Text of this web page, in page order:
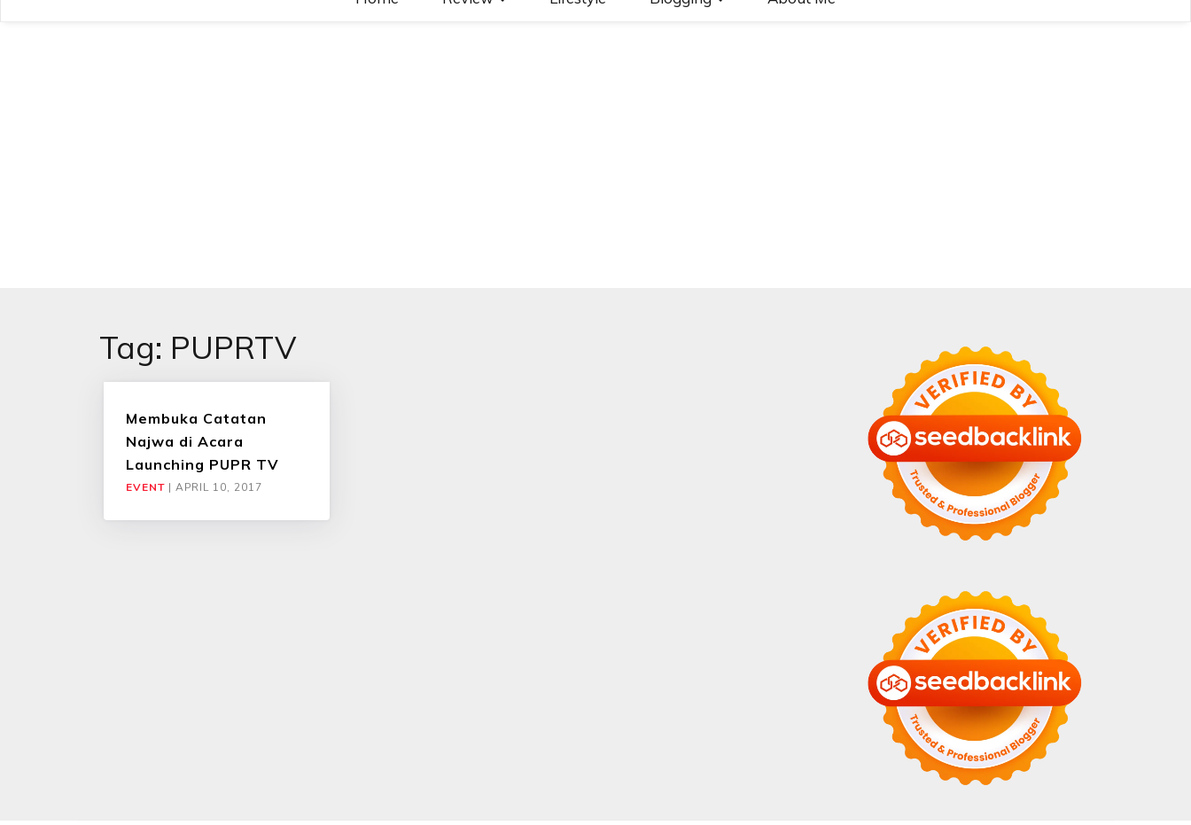
Tag: PUPRTV
Membuka Catatan
Najwa di Acara
Launching PUPR TV
EVENT | APRIL 10, 2017